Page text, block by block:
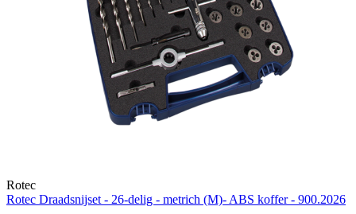
Rotec
Rotec Draadsnijset - 26-delig - metrich (M)- ABS koffer - 900.2026